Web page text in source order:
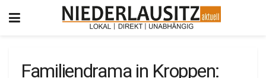
Familiendrama in Kroppen: